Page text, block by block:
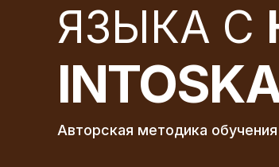
ЯЗЫКА С
Авторская методика обучения